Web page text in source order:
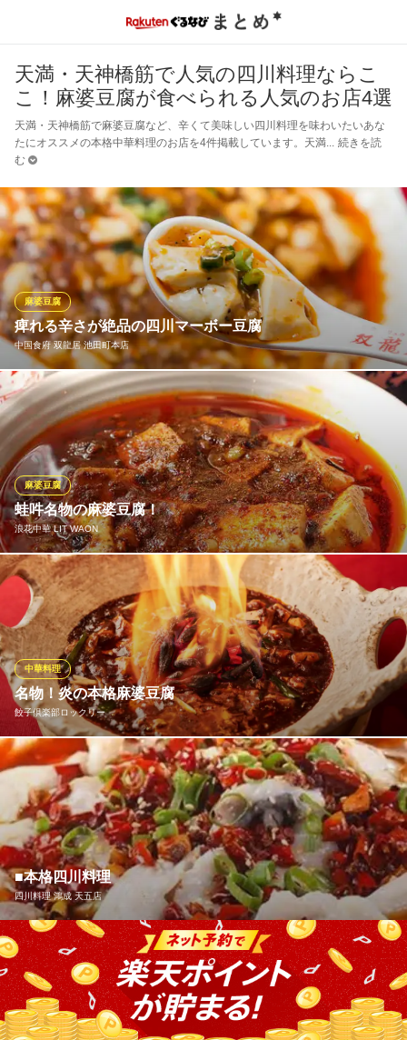
天満・天神橋筋で人気の四川料理ならこ
こ！麻婆豆腐が食べられる人気のお店4選
天満・天神橋筋で麻婆豆腐など、辛くて美味しい四川料理を味わいたいあな
たにオススメの本格中華料理のお店を4件掲載しています。天満
続きを読
む
痺れる辛さが絶品の四川マーボー豆腐
中国食府 双龍居 池田町本店
麻婆豆腐
一つ一つが大ボリュームの料理を約200品ご提供。中でもたっぷり
の豆腐＆日南もち豚を使った「マーボー豆腐」は必食です。自家
製ラー油の豊かな風味と辛味、四川省より取り寄せた山椒の痺れ
る辛さが本場の味を演出。濃厚な旨みも感じられ、一口食べれば
やめられない美味しさです。リピーター続出の逸品をお試しあ
れ。
中国食府 双龍居 池田町本店
中国料理
ＪＲ大阪環状線天満駅 徒歩4分
大阪府大阪市北区池田町10-11 辰己ビル1F
蛙吽名物の麻婆豆腐！
浪花中華 LIT WAON
麻婆豆腐
蛙吽名物の麻婆豆腐を2種類ご用意！名物薬膳麻婆豆腐、とろ~り
チーズ麻婆豆腐はとても絶品！お好みや気分に合わせてお楽しみ
ください。麻婆豆腐は当店一押しメニューのため、お越しになっ
た際はぜひご賞味ください。
浪花中華 LIT WAON
中華居酒屋
阪急千里線天神橋筋六丁目駅 徒歩2分
大阪府大阪市北区天神橋7-7-12
名物！炎の本格麻婆豆腐
餃子倶楽部ロックリー
中華料理
名物のひとつ、「炎の本格麻婆豆腐」！熱々陶器に麻婆を流し込
み、お客様の目の前で、トッピングした特性のお酒に漬け込んだ
唐辛子に火を着けます。食欲がそそる唐辛子の香りが麻婆に移
り、まさに絶品の一口に！お酒のおつまみに、またお食事の一品
としてもぜひお召し上がりください◎
餃子倶楽部ロックリー
創作中華バル
ＪＲ大阪環状線天満駅 徒歩4分
大阪府大阪市北区池田町7-5
■本格四川料理
四川料理 鴻成 天五店
本格四川料理を気軽にご堪能いただけます◎香辛料をたっぷりと
使用した熱々の「土鍋の麻婆豆腐」は、黒豚・エビ、牛肉の旨み
溢れる和牛など種類豊富。お好みの辛さで召し上がれ！またフカ
ヒレや上海蟹など特別なシーンにぴったりのメニューや各種お集
まりに使えるお得なコースも！ぜひお試しあれ♪